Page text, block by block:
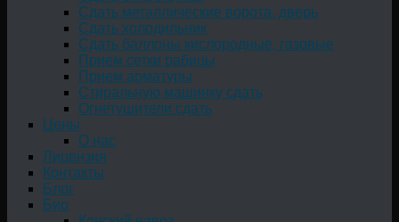
Cдать металлические ворота, дверь
Сдать холодильник
Сдать баллоны кислородные, газовые
Прием сетки рабицы
Прием арматуры
Стиральную машинку сдать
Огнетушители сдать
Цены
О нас
Лицензия
Контакты
Блог
Био